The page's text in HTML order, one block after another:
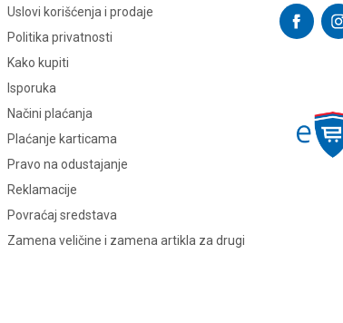
Uslovi korišćenja i prodaje
Politika privatnosti
Kako kupiti
Isporuka
Načini plaćanja
Plaćanje karticama
Pravo na odustajanje
Reklamacije
Povraćaj sredstava
Zamena veličine i zamena artikla za drugi